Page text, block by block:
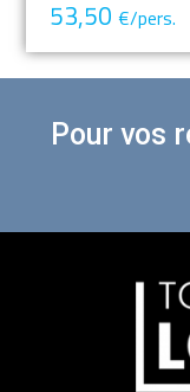
53,50 €/pers.
Pour vos